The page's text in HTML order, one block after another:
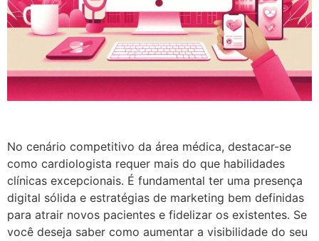
No cenário competitivo da área médica, destacar-se
como cardiologista requer mais do que habilidades
clínicas excepcionais. É fundamental ter uma presença
digital sólida e estratégias de marketing bem definidas
para atrair novos pacientes e fidelizar os existentes. Se
você deseja saber como aumentar a visibilidade do seu